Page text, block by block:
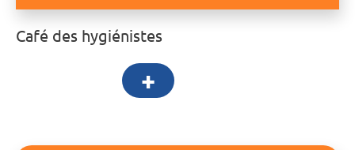
Café des hygiénistes
+